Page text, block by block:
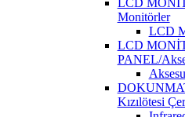
LCD
Monitörler
LCD
LCD
PANEL/
Kızılötesi